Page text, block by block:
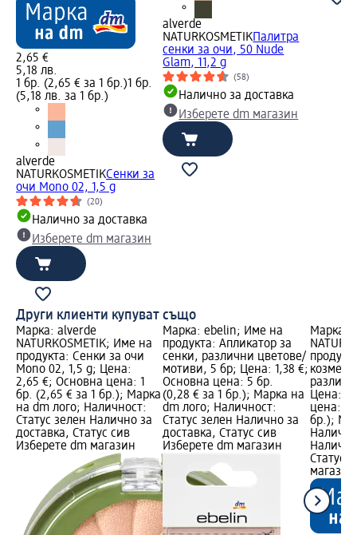
2,65 €
5,18 лв.
1 бр. (2,65 € за 1 бр.)1 бр.
(5,18 лв. за 1 бр.)
alverde
NATURKOSMETIKСенки за
очи Mono 02, 1,5 g
(20)
Налично за доставка
Изберете dm магазин
alverde
NATURKOSMETIK Палитра
сенки за очи, 50 Nude
Glam, 11,2 g
(58)
Налично за доставка
Изберете dm магазин
Други клиенти купуват също
Марка: alverde
NATURKOSMETIK; Име на
продукта: Сенки за очи
Mono 02, 1,5 g; Цена:
2,65 €; Основна цена: 1
бр. (2,65 € за 1 бр.); Марка
на dm лого; Наличност:
Статус зелен Налично за
доставка, Статус сив
Изберете dm магазин
Марка: ebelin; Име на
продукта: Апликатор за
сенки, различни цветове/
мотиви, 5 бр; Цена: 1,38 €;
Основна цена: 5 бр.
(0,28 € за 1 бр.); Марка на
dm лого; Наличност:
Статус зелен Налично за
доставка, Статус сив
Изберете dm магазин
Марка:
Цена:
цена: 1
бр.);
Статус
магазин